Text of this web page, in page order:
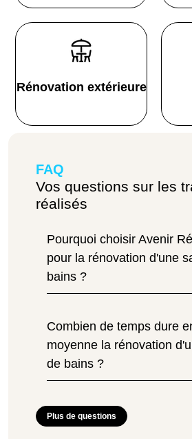
Rénovation extérieure
FAQ
Vos questions sur les
réalisés
Pourquoi choisir Avenir
pour la rénovation d'une
bains ?
Combien de temps dure
moyenne la rénovation
de bains ?
Plus de questions